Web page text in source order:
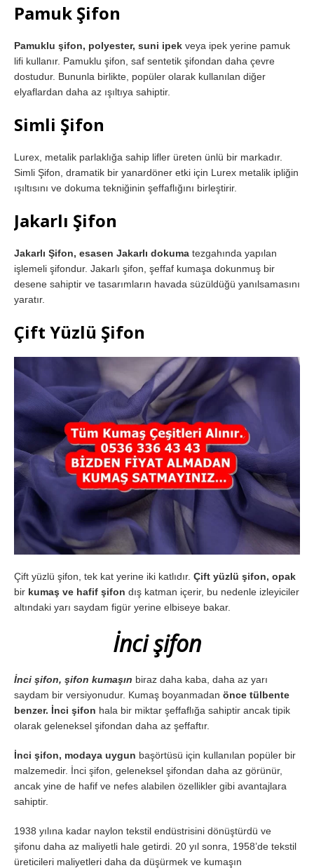
Pamuk Şifon
Pamuklu şifon, polyester, suni ipek veya ipek yerine pamuk
lifi kullanır. Pamuklu şifon, saf sentetik şifondan daha çevre
dostudur. Bununla birlikte, popüler olarak kullanılan diğer
elyaflardan daha az ışıltıya sahiptir.
Simli Şifon
Lurex, metalik parlaklığa sahip lifler üreten ünlü bir markadır.
Simli Şifon, dramatik bir yanardöner etki için Lurex metalik ipliğin
ışıltısını ve dokuma tekniğinin şeffaflığını birleştirir.
Jakarlı Şifon
Jakarlı Şifon, esasen Jakarlı dokuma tezgahında yapılan
işlemeli şifondur. Jakarlı şifon, şeffaf kumaşa dokunmuş bir
desene sahiptir ve tasarımların havada süzüldüğü yanılsamasını
yaratır.
Çift Yüzlü Şifon
Çift yüzlü şifon, tek kat yerine iki katlıdır. Çift yüzlü şifon, opak
bir kumaş ve hafif şifon dış katman içerir, bu nedenle izleyiciler
altındaki yarı saydam figür yerine elbiseye bakar.
İnci şifon
İnci şifon, şifon kumaşın biraz daha kaba, daha az yarı
saydam bir versiyonudur. Kumaş boyanmadan önce tülbente
benzer. İnci şifon hala bir miktar şeffaflığa sahiptir ancak tipik
olarak geleneksel şifondan daha az şeffaftır.
İnci şifon, modaya uygun başörtüsü için kullanılan popüler bir
malzemedir. İnci şifon, geleneksel şifondan daha az görünür,
ancak yine de hafif ve nefes alabilen özellikler gibi avantajlara
sahiptir.
1938 yılına kadar naylon tekstil endüstrisini dönüştürdü ve
şifonu daha az maliyetli hale getirdi. 20 yıl sonra, 1958’de tekstil
üreticileri maliyetleri daha da düşürmek ve kumaşın